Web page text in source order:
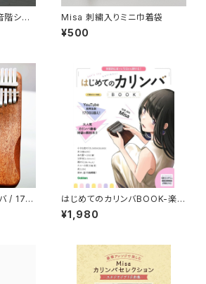
階シー
Misa 刺繍入りミニ巾着袋
¥500
/ 17mi
はじめてのカリンバBOOK-楽器
初心者でも今日から弾ける!
¥1,980